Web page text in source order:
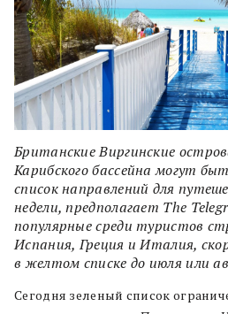
Британские Виргинские
Карибского бассейна могут
список направлений для
недели, предполагает The
популярные среди туристов
Испания, Греция и Италия,
в желтом списке до июля или
Сегодня зеленый список